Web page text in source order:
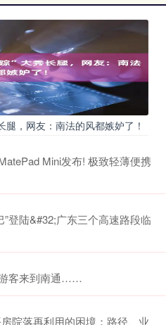
腿，网友：南法的风都嫉妒了！
Mini发布! 极致轻薄便携
登陆&#32;广东三个高速路段临
客来到南通……
院落再利用的困境：路径、业